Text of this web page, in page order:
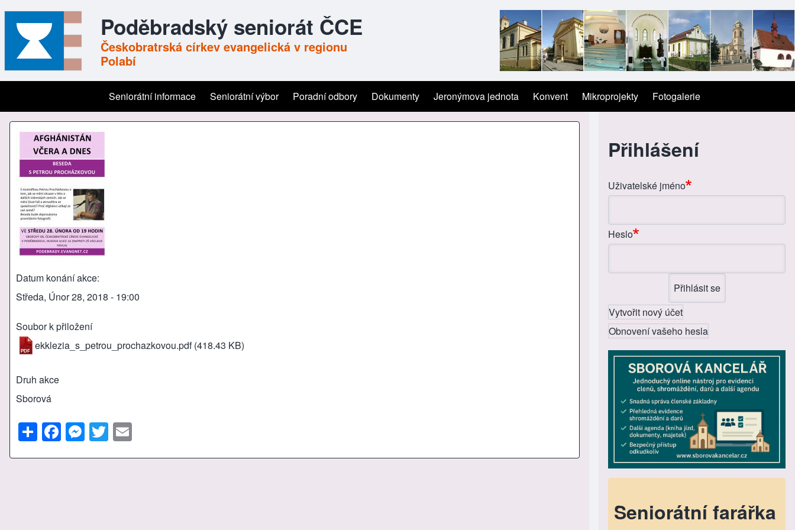
Poděbradský seniorát ČCE
Českobratrská církev evangelická v regionu
Polabí
Main navigation
Seniorátní informace Seniorátní výbor Poradní odbory Dokumenty Jeronýmova jednota Konvent Mikroprojekty Fotogalerie
Datum konání akce
Středa, Únor 28, 2018 - 19:00
Soubor k přiložení
ekklezia_s_petrou_prochazkovou.pdf (418.43 KB)
Druh akce
Sborová
S
h
ar
F
a
c
M
e
ss
T
wi
tt ail
Přihlášení
Uživatelské jméno
Heslo
Vytvořit nový účet
Obnovení vašeho hesla
Seniorátní farářka